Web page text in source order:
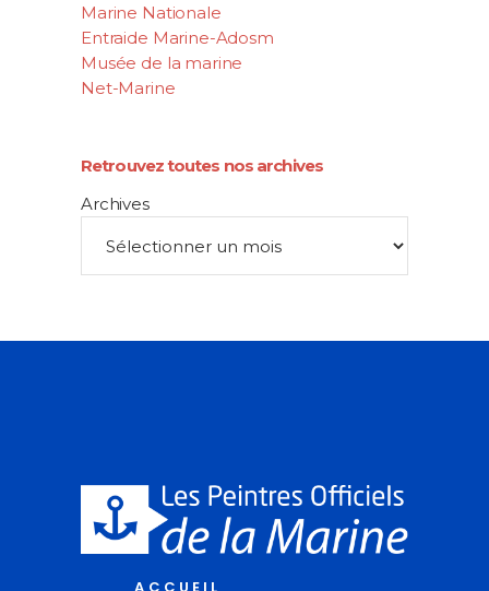
Marine Nationale
Entraide Marine-Adosm
Musée de la marine
Net-Marine
Retrouvez toutes nos archives
Archives